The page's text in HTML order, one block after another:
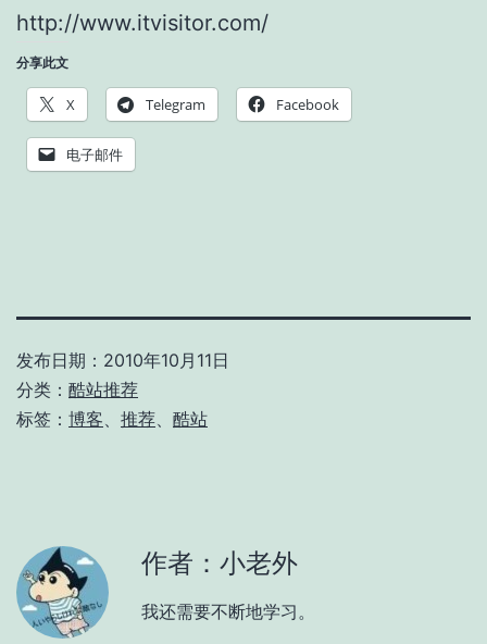
http://www.itvisitor.com/
分享此文
X Telegram Facebook
电子邮件
发布日期： 2010年10月11日
分类： 酷站推荐
标签： 博客 推荐 酷站
作者：小老外
我还需要不断地学习。